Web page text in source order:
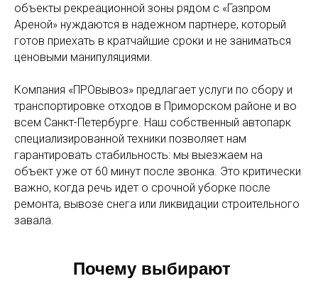
объекты рекреационной зоны рядом с «Газпром
Ареной» нуждаются в надежном партнере, который
готов приехать в кратчайшие сроки и не заниматься
ценовыми манипуляциями.
Компания «ПРОвывоз» предлагает услуги по сбору и
транспортировке отходов в Приморском районе и во
всем Санкт-Петербурге. Наш собственный автопарк
специализированной техники позволяет нам
гарантировать стабильность: мы выезжаем на
объект уже от 60 минут после звонка. Это критически
важно, когда речь идет о срочной уборке после
ремонта, вывозе снега или ликвидации строительного
завала.
Почему выбирают